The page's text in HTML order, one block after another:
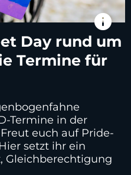
info
Day rund um
Termine für
Termine in der
euch auf Pride-
setzt ihr ein
Gleichberechtigung